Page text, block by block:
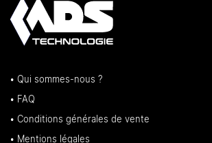
• Qui sommes-nous ?
• FAQ
• Conditions générales de vente
• Mentions légales